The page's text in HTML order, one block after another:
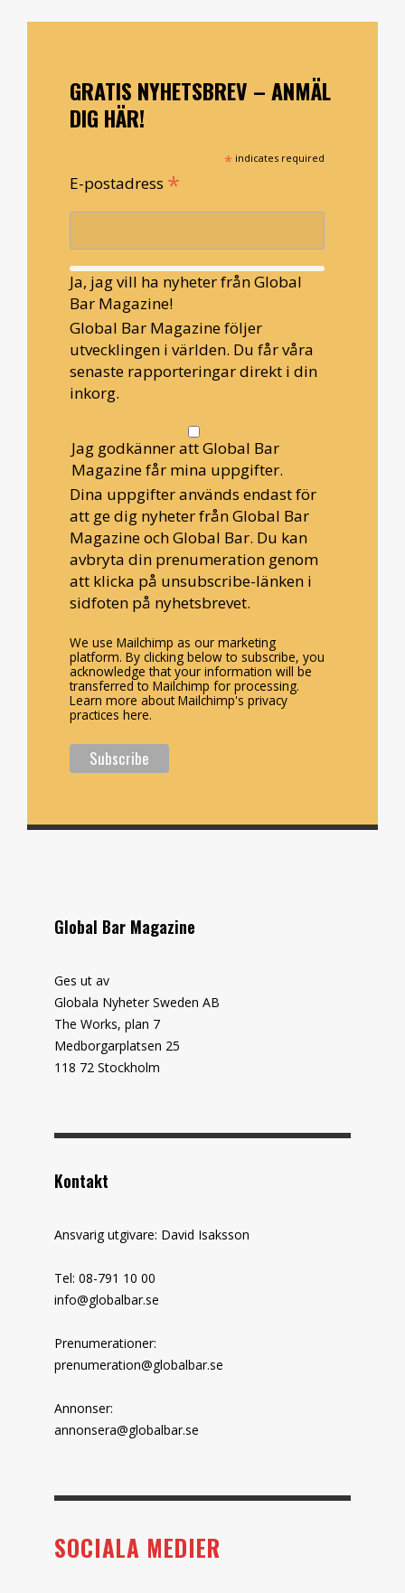
GRATIS NYHETSBREV – ANMÄL
DIG HÄR!
* indicates required
E-postadress *
Ja, jag vill ha nyheter från Global
Bar Magazine!
Global Bar Magazine följer
utvecklingen i världen. Du får våra
senaste rapporteringar direkt i din
inkorg.
Jag godkänner att Global Bar
Magazine får mina uppgifter.
Dina uppgifter används endast för
att ge dig nyheter från Global Bar
Magazine och Global Bar. Du kan
avbryta din prenumeration genom
att klicka på unsubscribe-länken i
sidfoten på nyhetsbrevet.
We use Mailchimp as our marketing
platform. By clicking below to subscribe, you
acknowledge that your information will be
transferred to Mailchimp for processing.
Learn more about Mailchimp's privacy
practices here.
Global Bar Magazine
Ges ut av
Globala Nyheter Sweden AB
The Works, plan 7
Medborgarplatsen 25
118 72 Stockholm
Kontakt
Ansvarig utgivare: David Isaksson
Tel: 08-791 10 00
info@globalbar.se
Prenumerationer:
prenumeration@globalbar.se
Annonser:
annonsera@globalbar.se
SOCIALA MEDIER